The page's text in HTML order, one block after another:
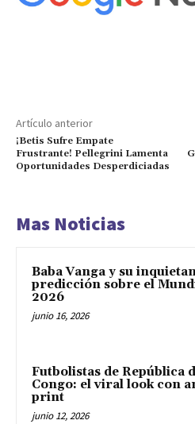
Artículo anterior
¡Betis Sufre Empate
Frustrante! Pellegrini Lamenta
Oportunidades Desperdiciadas
Mas Noticias
Baba Vanga y su
predicción sobre el
2026
junio 16, 2026
Futbolistas de República
Congo: el viral look con
print
junio 12, 2026